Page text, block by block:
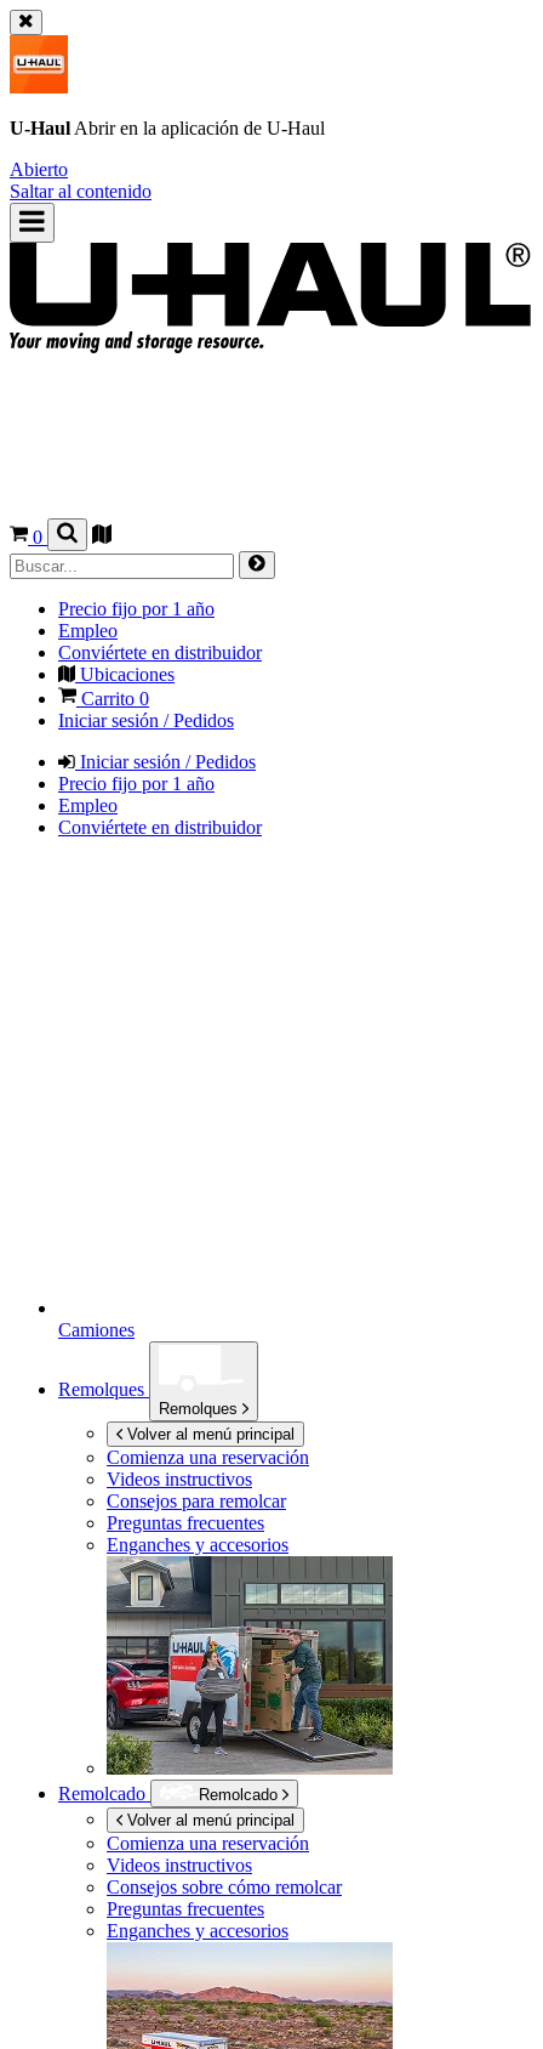
U-Haul Abrir en la aplicación de U-Haul
Abierto
Saltar al contenido
0
Precio fijo por 1 año
Empleo
Conviértete en distribuidor
Ubicaciones
Carrito 0
Iniciar sesión / Pedidos
Iniciar sesión / Pedidos
Precio fijo por 1 año
Empleo
Conviértete en distribuidor
Camiones
Remolques
Remolques
Volver al menú principal
Comienza una reservación
Videos instructivos
Consejos para remolcar
Preguntas frecuentes
Enganches y accesorios
Remolcado
Remolcado
Volver al menú principal
Comienza una reservación
Videos instructivos
Consejos sobre cómo remolcar
Preguntas frecuentes
Enganches y accesorios